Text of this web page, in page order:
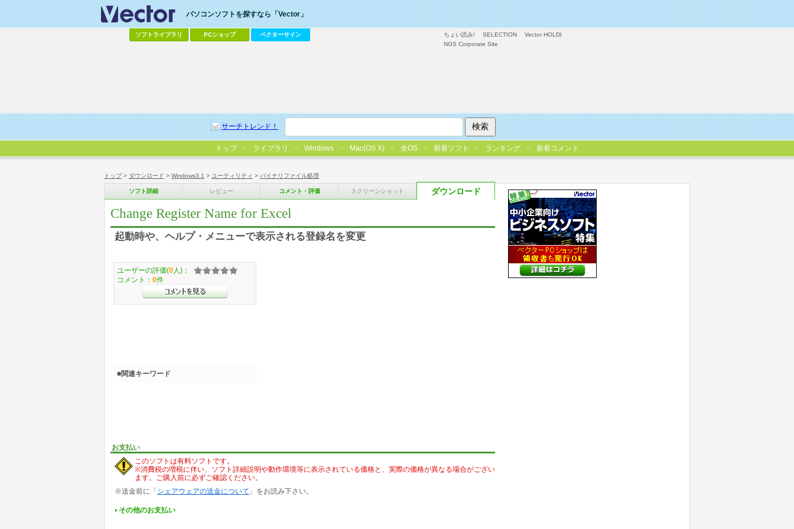
トップ> ダウンロード > Windows3.1 > ユーティリティ > バイナリファイル処理
ソフト詳細 レビュー コメント・評価 スクリーンショット ダウンロード
Change Register Name for Excel
起動時や、ヘルプ・メニューで表示される登録名を変更
お支払い
このソフトは有料ソフトです。
※消費税の増税に伴い、ソフト詳細説明や動作環境等に表示されている価格と、実際の価格が異なる場合がござい
ます。ご購入前に必ずご確認ください。
※送金前に「シェアウェアの送金について 」をお読み下さい。
その他のお支払い
ユーザーの評価(0 人)：
コメント： 0件
■関連キーワード
ちょい読み! SELECTION
Vector HOLDI
NGS Corporate Site
パソコンソフトを探すなら「Vector」
ソフトライブラリ PCショップ ベクターサイン
サーチトレンド！
トップ ライブラリ Windows Mac(OS X) 全OS 新着ソフト ランキング 新着コメント